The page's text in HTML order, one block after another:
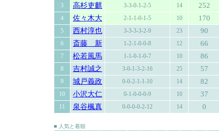
3 高杉吏麒 3-3-0-1-2-5 14 252
4 佐々木大 2-1-1-0-1-5 10 170
5 西村淳也 3-3-3-3-2-9 23 90
6 斎藤 新 1-2-1-0-0-8 12 66
7 松若風馬 1-1-0-1-0-7 10 86
8 吉村誠之 3-0-1-3-2-16 25 57
9 城戸義政 0-0-2-1-1-10 14 82
10 小沢大仁 0-1-0-0-0-9 10 37
11 泉谷楓真 0-0-0-0-2-12 14 0
■ 人気と着順